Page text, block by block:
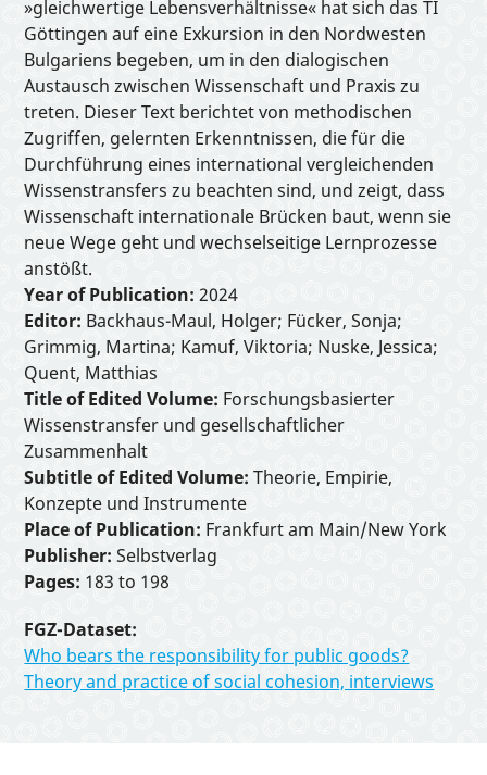
»gleichwertige Lebensverhältnisse« hat sich das TI
Göttingen auf eine Exkursion in den Nordwesten
Bulgariens begeben, um in den dialogischen
Austausch zwischen Wissenschaft und Praxis zu
treten. Dieser Text berichtet von methodischen
Zugriffen, gelernten Erkenntnissen, die für die
Durchführung eines international vergleichenden
Wissenstransfers zu beachten sind, und zeigt, dass
Wissenschaft internationale Brücken baut, wenn sie
neue Wege geht und wechselseitige Lernprozesse
anstößt.
Year of Publication: 2024
Editor: Backhaus-Maul, Holger; Fücker, Sonja;
Grimmig, Martina; Kamuf, Viktoria; Nuske, Jessica;
Quent, Matthias
Title of Edited Volume: Forschungsbasierter
Wissenstransfer und gesellschaftlicher
Zusammenhalt
Subtitle of Edited Volume: Theorie, Empirie,
Konzepte und Instrumente
Place of Publication: Frankfurt am Main/New York
Publisher: Selbstverlag
Pages: 183 to 198
FGZ-Dataset:
Who bears the responsibility for public goods?
Theory and practice of social cohesion, interviews